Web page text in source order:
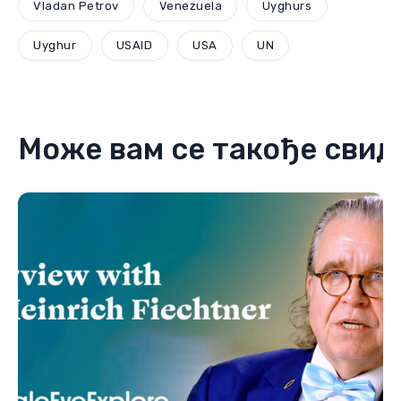
Vladan Petrov Venezuela Uyghurs
Uyghur USAID USA UN
Може вам се такође